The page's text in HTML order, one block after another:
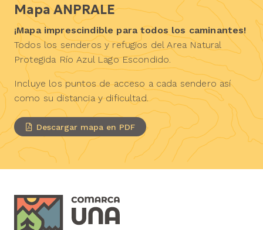
Mapa ANPRALE
¡Mapa imprescindible para todos los caminantes!
Todos los senderos y refugios del Area Natural
Protegida Río Azul Lago Escondido.
Incluye los puntos de acceso a cada sendero así
como su distancia y dificultad.
Descargar mapa en PDF